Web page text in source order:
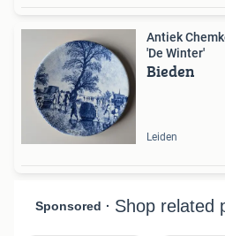
Antiek
'De Winter'
Bieden
Leiden